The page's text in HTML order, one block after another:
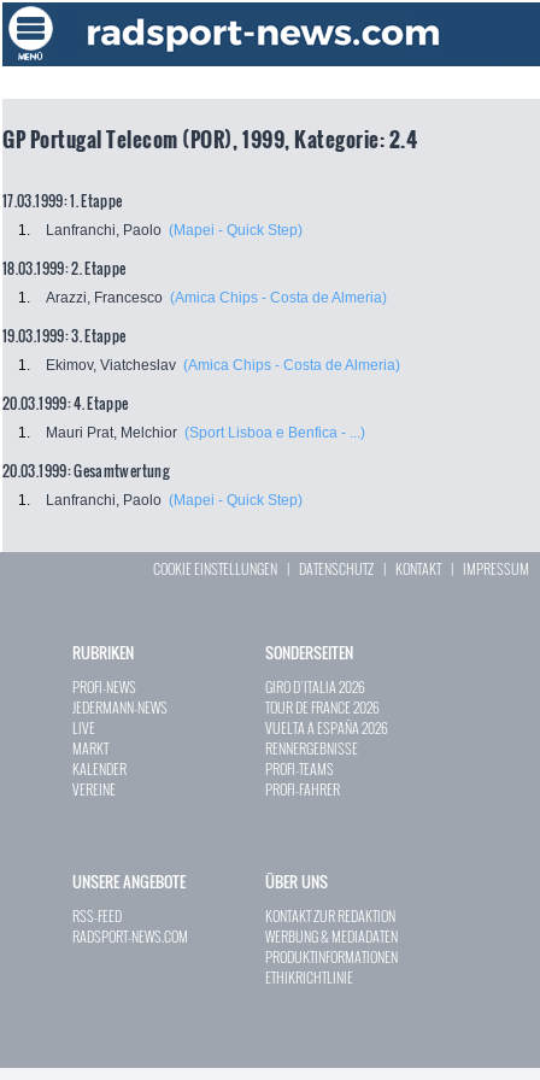
GP Portugal Telecom (POR), 1999, Kategorie: 2.4
17.03.1999: 1. Etappe
1. Lanfranchi, Paolo (Mapei - Quick Step)
18.03.1999: 2. Etappe
1. Arazzi, Francesco (Amica Chips - Costa de Almeria)
19.03.1999: 3. Etappe
1. Ekimov, Viatcheslav (Amica Chips - Costa de Almeria)
20.03.1999: 4. Etappe
1. Mauri Prat, Melchior (Sport Lisboa e Benfica - ...)
20.03.1999: Gesamtwertung
1. Lanfranchi, Paolo (Mapei - Quick Step)
COOKIE EINSTELLUNGEN | DATENSCHUTZ | KONTAKT| IMPRESSUM
RUBRIKEN
PROFI-NEWS
JEDERMANN-NEWS
LIVE
MARKT
KALENDER
VEREINE
SONDERSEITEN
GIRO D`ITALIA 2026
TOUR DE FRANCE 2026
VUELTA A ESPAÑA 2026
RENNERGEBNISSE
PROFI-TEAMS
PROFI-FAHRER
UNSERE ANGEBOTE
RSS-FEED
RADSPORT-NEWS.COM
ÜBER UNS
KONTAKT ZUR REDAKTION
WERBUNG & MEDIADATEN
PRODUKTINFORMATIONEN
ETHIKRICHTLINIE